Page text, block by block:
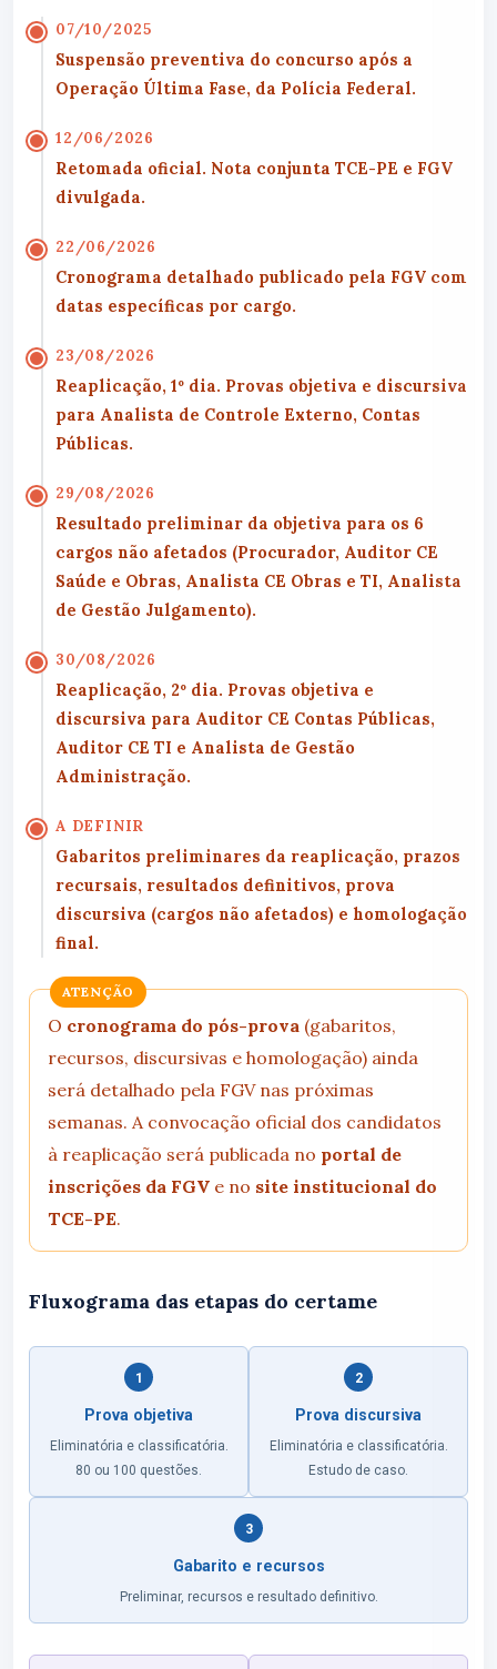
07/10/2025
Suspensão preventiva do concurso após a
Operação Última Fase, da Polícia Federal.
12/06/2026
Retomada oficial. Nota conjunta TCE-PE e FGV
divulgada.
22/06/2026
Cronograma detalhado publicado pela FGV com
datas específicas por cargo.
23/08/2026
Reaplicação, 1º dia. Provas objetiva e discursiva
para Analista de Controle Externo, Contas
Públicas.
29/08/2026
Resultado preliminar da objetiva para os 6
cargos não afetados (Procurador, Auditor CE
Saúde e Obras, Analista CE Obras e TI, Analista
de Gestão Julgamento).
30/08/2026
Reaplicação, 2º dia. Provas objetiva e
discursiva para Auditor CE Contas Públicas,
Auditor CE TI e Analista de Gestão
Administração.
A DEFINIR
Gabaritos preliminares da reaplicação, prazos
recursais, resultados definitivos, prova
discursiva (cargos não afetados) e homologação
final.
ATENÇÃO
O cronograma do pós-prova (gabaritos,
recursos, discursivas e homologação) ainda
será detalhado pela FGV nas próximas
semanas. A convocação oficial dos candidatos
à reaplicação será publicada no portal de
inscrições da FGV e no site institucional do
TCE-PE.
Fluxograma das etapas do certame
1
Prova objetiva
Eliminatória e classificatória.
80 ou 100 questões.
2
Prova discursiva
Eliminatória e classificatória.
Estudo de caso.
3
Gabarito e recursos
Preliminar, recursos e resultado definitivo.